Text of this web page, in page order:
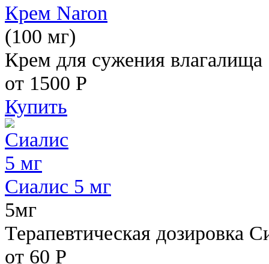
Крем Naron
(100 мг)
Крем для сужения влагалища
от 1500 Р
Купить
Сиалис 5 мг
5мг
Терапевтическая дозировка
от 60 Р